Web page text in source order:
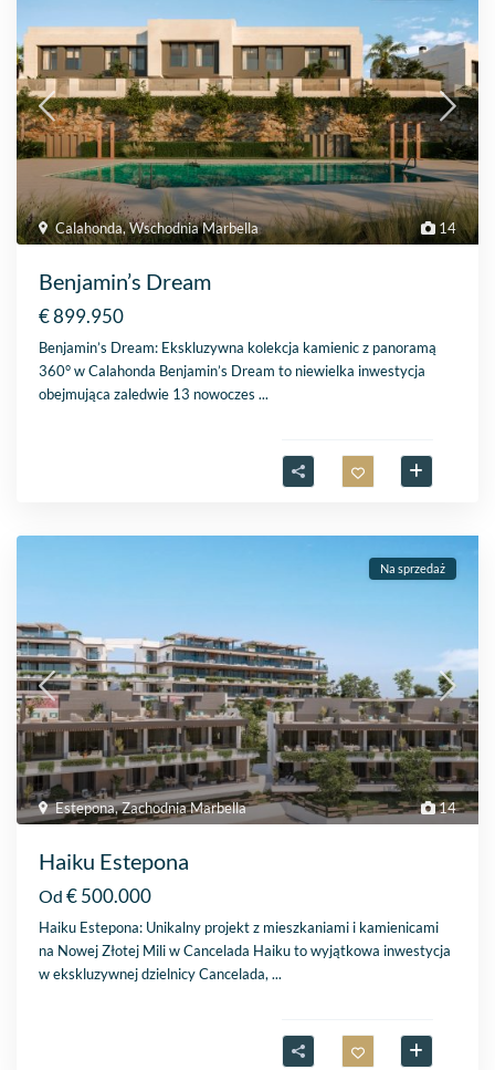
14
Calahonda,Wschodnia Marbella
Benjamin’s Dream
€ 899.950
Benjamin’s Dream: Ekskluzywna kolekcja kamienic z panoramą
360° w Calahonda Benjamin’s Dream to niewielka inwestycja
obejmująca zaledwie 13 nowoczes...
14
Estepona,Zachodnia Marbella
Na sprzedaż
Haiku Estepona
Od € 500.000
Haiku Estepona: Unikalny projekt z mieszkaniami i kamienicami
na Nowej Złotej Mili w Cancelada Haiku to wyjątkowa inwestycja
w ekskluzywnej dzielnicy Cancelada,...